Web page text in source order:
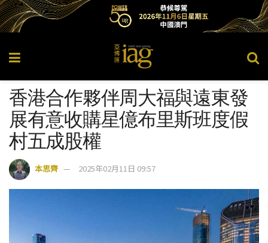
香港合作夥伴周大福與遠東發
展有意收購星億布里斯班度假
村五成股權
本思齊 2025年02月11日 09:57